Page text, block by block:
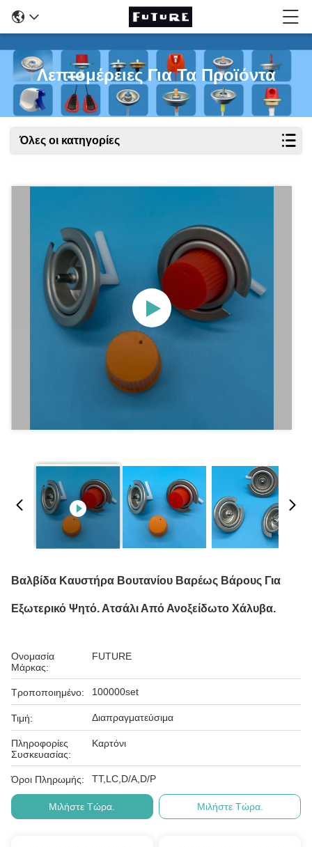
Λεπτομέρειες Για Τα Προϊόντα
Όλες οι κατηγορίες
Βαλβίδα Καυστήρα Βουτανίου Βαρέως Βάρους Για
Εξωτερικό Ψητό. Ατσάλι Από Ανοξείδωτο Χάλυβα.
Ονομασία
Μάρκας:
FUTURE
Τροποποιημένο: 100000set
Τιμή: Διαπραγματεύσιμα
Πληροφορίες
Συσκευασίας:
Καρτόνι
Όροι Πληρωμής: ΤΤ,LC,D/A,D/P
Μιλήστε Τώρα. Μιλήστε Τώρα.